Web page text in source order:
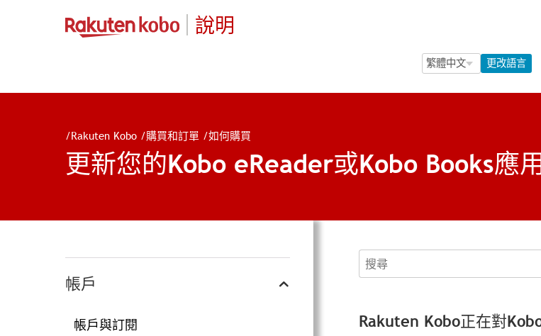
說明
Language Selection
Language Selection
更改語言
/Rakuten Kobo /購買和訂單 /如何購買
更新您的Kobo eReader或Kobo Books應
帳戶
帳戶與訂閱
搜尋
Rakuten Kobo正在對